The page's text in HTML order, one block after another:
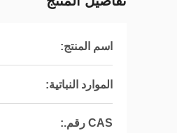
اسم المنتج:
الموارد النباتية:
CAS رقم.: